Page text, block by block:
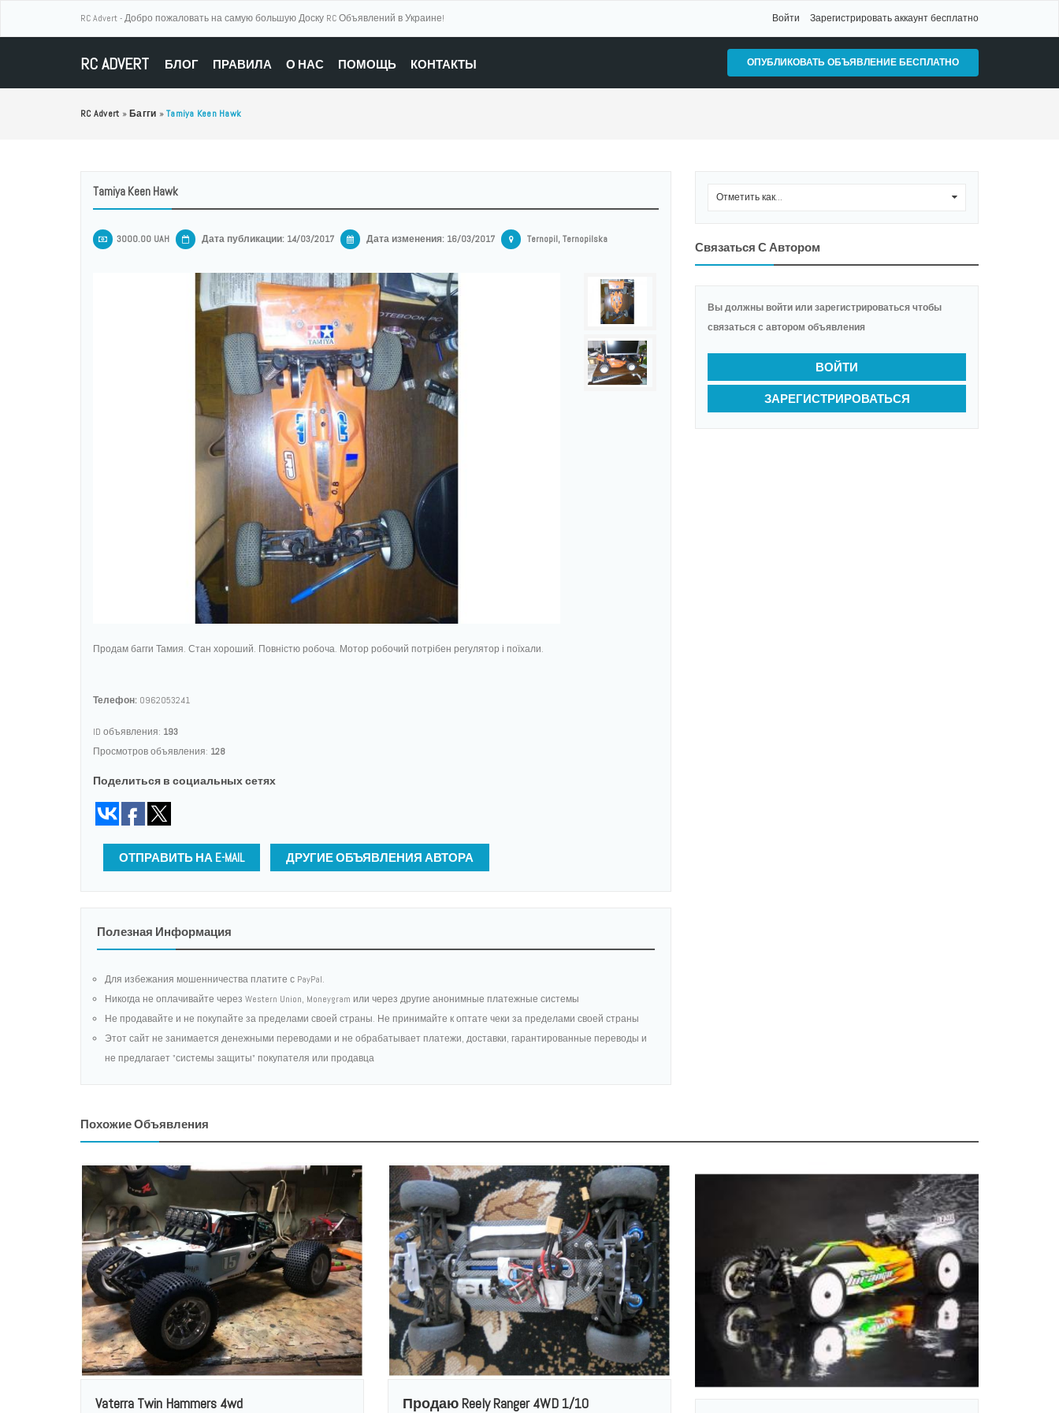
RC Advert - Добро пожаловать на самую большую Доску RC Объявлений в Украине! Войти Зарегистрировать аккаунт бесплатно
RC ADVERT БЛОГ ПРАВИЛА О НАС ПОМОЩЬ КОНТАКТЫ ОПУБЛИКОВАТЬ ОБЪЯВЛЕНИЕ БЕСПЛАТНО
RC Advert »Багги »Tamiya Keen Hawk
Tamiya Keen Hawk
3000.00 UAH Дата публикации: 14/03/2017 Дата изменения: 16/03/2017 Ternopil, Ternopilska
Продам багги Тамия. Стан хороший. Повністю робоча. Мотор робочий потрібен регулятор і поїхали.
Телефон: 0962053241
ID объявления: 193
Просмотров объявления: 128
Поделиться в социальных сетях
ОТПРАВИТЬ НА E-MAIL ДРУГИЕ ОБЪЯВЛЕНИЯ АВТОРА
Полезная Информация
Для избежания мошенничества платите с PayPal.
Никогда не оплачивайте через Western Union, Moneygram или через другие анонимные платежные системы
Не продавайте и не покупайте за пределами своей страны. Не принимайте к оптате чеки за пределами своей страны
Этот сайт не занимается денежными переводами и не обрабатывает платежи, доставки, гарантированные переводы и
не предлагает "системы защиты" покупателя или продавца
Отметить как...
Связаться С Автором
Вы должны войти или зарегистрироваться чтобы
связаться с автором объявления
ВОЙТИ
ЗАРЕГИСТРИРОВАТЬСЯ
Похожие Объявления
Vaterra Twin Hammers 4wd Продаю Reely Ranger 4WD 1/10